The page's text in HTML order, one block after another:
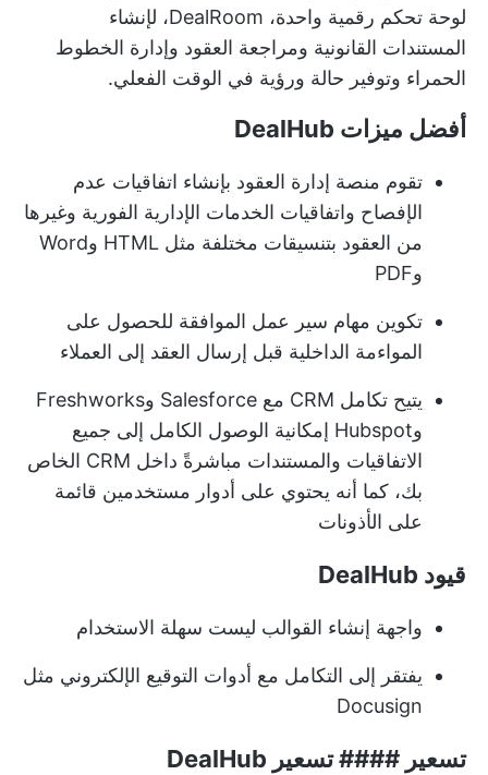
لوحة تحكم رقمية واحدة، DealRoom، لإنشاء
المستندات القانونية ومراجعة العقود وإدارة الخطوط
الحمراء وتوفير حالة ورؤية في الوقت الفعلي.
أفضل ميزات DealHub
تقوم منصة إدارة العقود بإنشاء اتفاقيات عدم
الإفصاح واتفاقيات الخدمات الإدارية الفورية وغيرها
من العقود بتنسيقات مختلفة مثل HTML وWord
وPDF
تكوين مهام سير عمل الموافقة للحصول على
المواءمة الداخلية قبل إرسال العقد إلى العملاء
يتيح تكامل CRM مع Salesforce وFreshworks
وHubspot إمكانية الوصول الكامل إلى جميع
الاتفاقيات والمستندات مباشرةً داخل CRM الخاص
بك، كما أنه يحتوي على أدوار مستخدمين قائمة
على الأذونات
قيود DealHub
واجهة إنشاء القوالب ليست سهلة الاستخدام
يفتقر إلى التكامل مع أدوات التوقيع الإلكتروني مثل
Docusign
تسعير #### تسعير DealHub